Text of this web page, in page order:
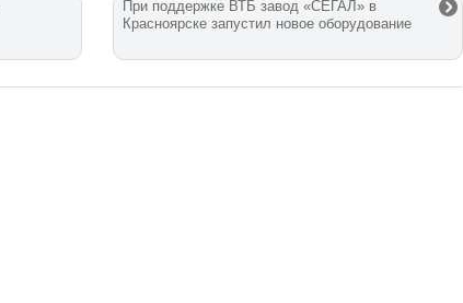
При поддержке ВТБ завод «СЕГАЛ» в
Красноярске запустил новое оборудование